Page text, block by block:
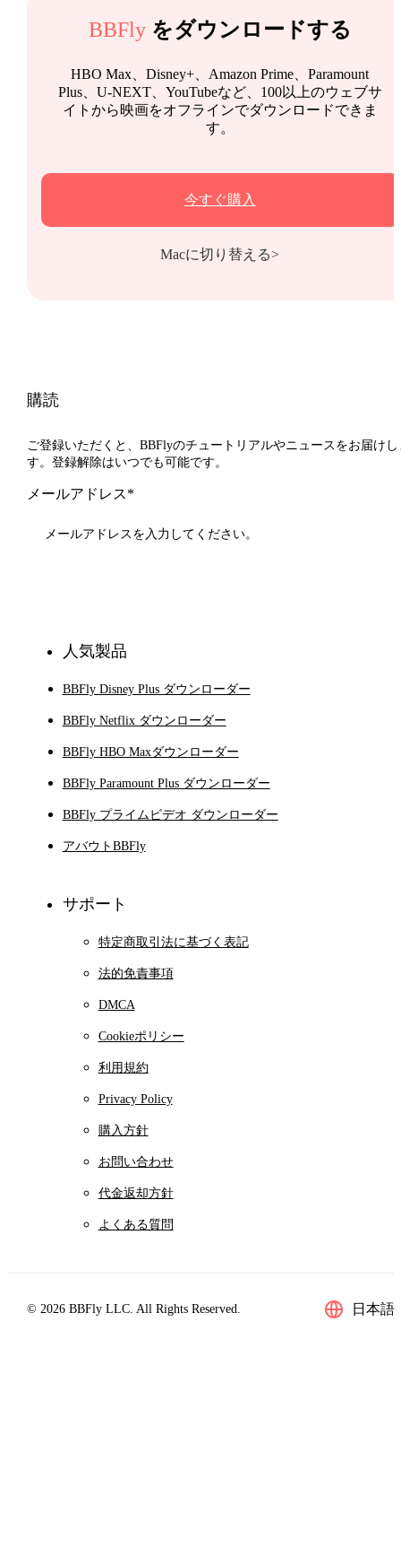
BBFly をダウンロードする
HBO Max、Disney+、Amazon Prime、Paramount
Plus、U-NEXT、YouTubeなど、100以上のウェブサ
イトから映画をオフラインでダウンロードできま
す。
今すぐ購入
Macに切り替える>
購読
ご登録いただくと、BBFlyのチュートリアルやニュースをお届けし
す。登録解除はいつでも可能です。
メールアドレス*
人気製品
BBFly Disney Plus ダウンローダー
BBFly Netflix ダウンローダー
BBFly HBO Maxダウンローダー
BBFly Paramount Plus ダウンローダー
BBFly プライムビデオ ダウンローダー
アバウトBBFly
サポート
特定商取引法に基づく表記
法的免責事項
DMCA
Cookieポリシー
利用規約
Privacy Policy
購入方針
お問い合わせ
代金返却方針
よくある質問
© 2026 BBFly LLC. All Rights Reserved. 日本語